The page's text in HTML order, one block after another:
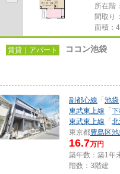
所在階
間取り
面積：
賃貸｜アパート ココン池袋
副都心線 「 池袋
東武東上線 「
東武東上線 「
東京都豊島区
16.7万円
築年数：築1年
階数：3階建